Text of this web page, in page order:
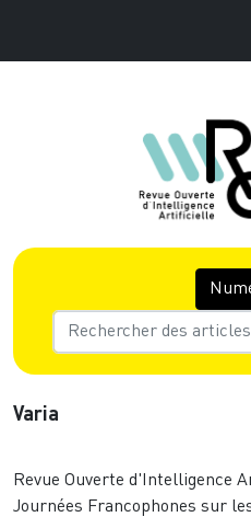
Varia
Revue Ouverte d'Intelligence
Journées Francophones sur